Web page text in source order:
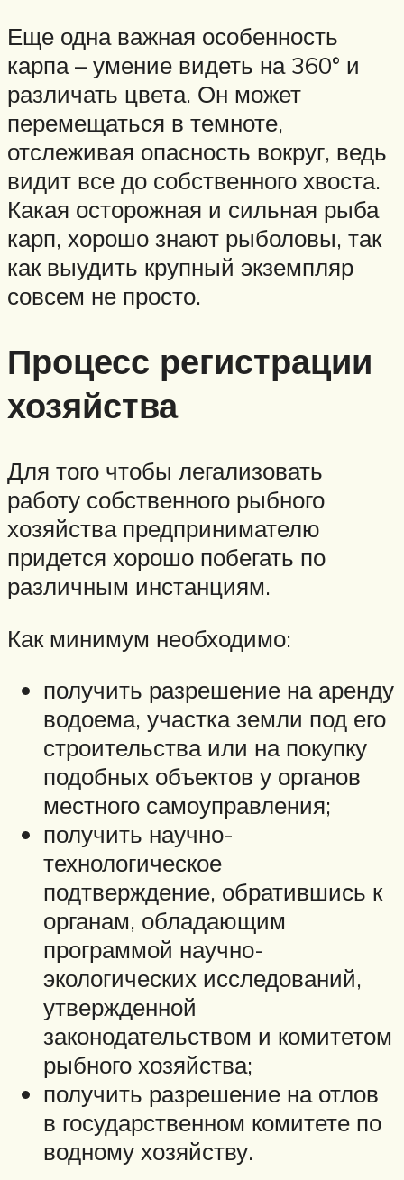
Еще одна важная особенность
карпа – умение видеть на 360° и
различать цвета. Он может
перемещаться в темноте,
отслеживая опасность вокруг, ведь
видит все до собственного хвоста.
Какая осторожная и сильная рыба
карп, хорошо знают рыболовы, так
как выудить крупный экземпляр
совсем не просто.
Процесс регистрации
хозяйства
Для того чтобы легализовать
работу собственного рыбного
хозяйства предпринимателю
придется хорошо побегать по
различным инстанциям.
Как минимум необходимо:
получить разрешение на аренду
водоема, участка земли под его
строительства или на покупку
подобных объектов у органов
местного самоуправления;
получить научно-
технологическое
подтверждение, обратившись к
органам, обладающим
программой научно-
экологических исследований,
утвержденной
законодательством и комитетом
рыбного хозяйства;
получить разрешение на отлов
в государственном комитете по
водному хозяйству.